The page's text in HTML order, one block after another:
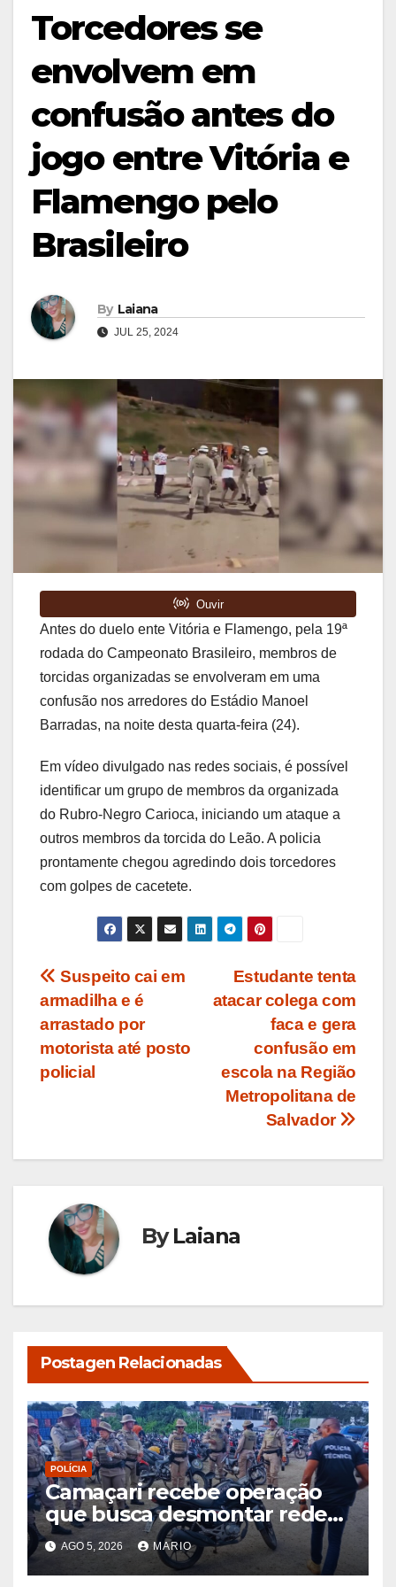
Torcedores se
envolvem em
confusão antes do
jogo entre Vitória e
Flamengo pelo
Brasileiro
By Laiana
JUL 25, 2024
Antes do duelo ente Vitória e Flamengo, pela 19ª
rodada do Campeonato Brasileiro, membros de
torcidas organizadas se envolveram em uma
confusão nos arredores do Estádio Manoel
Barradas, na noite desta quarta-feira (24).
Em vídeo divulgado nas redes sociais, é possível
identificar um grupo de membros da organizada
do Rubro-Negro Carioca, iniciando um ataque a
outros membros da torcida do Leão. A policia
prontamente chegou agredindo dois torcedores
com golpes de cacetete.
Navegação
de
Post
Estudante tenta
atacar colega com
faca e gera
confusão em
escola na Região
Metropolitana de
Salvador
Suspeito cai em
armadilha e é
arrastado por
motorista até posto
policial
ByLaiana
Postagen Relacionadas
POLÍCIA
Camaçari recebe operação
que busca desmontar rede
de receptação de veículos
roubados e clonados
AGO 5, 2026 MARIO